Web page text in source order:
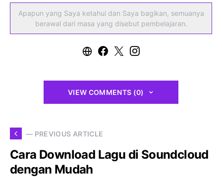
Apapun yang Saya ketahui dan Saya bagikan, semuanya
berawal dari masa yang disebut pembelajaran.
VIEW COMMENTS (0)
— PREVIOUS ARTICLE
Cara Download Lagu di Soundcloud
dengan Mudah